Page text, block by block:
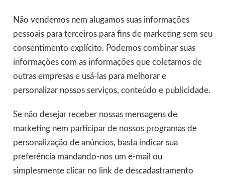
Não vendemos nem alugamos suas informações
pessoais para terceiros para fins de marketing sem seu
consentimento explícito. Podemos combinar suas
informações com as informações que coletamos de
outras empresas e usá-las para melhorar e
personalizar nossos serviços, conteúdo e publicidade.
Se não desejar receber nossas mensagens de
marketing nem participar de nossos programas de
personalização de anúncios, basta indicar sua
preferência mandando-nos um e-mail ou
simplesmente clicar no link de descadastramento